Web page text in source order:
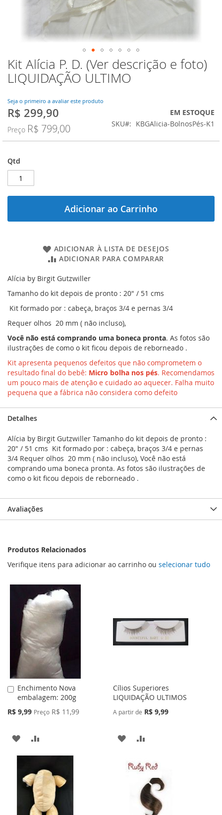
Kit Alícia P. D. (Ver descrição e foto)
LIQUIDAÇÃO ULTIMO
Seja o primeiro a avaliar este produto
Preço
R$ 299,90
Preço R$ 799,00
EM ESTOQUE
SKU
KBGAlicia-BolnosPés-K1
Qtd
Adicionar ao Carrinho
ADICIONAR À LISTA DE DESEJOS
ADICIONAR PARA COMPARAR
Alícia by Birgit Gutzwiller
Tamanho do kit depois de pronto : 20" / 51 cms
Kit formado por : cabeça, braços 3/4 e pernas 3/4
Requer olhos 20 mm ( não incluso),
Você não está comprando uma boneca pronta. As fotos são
ilustrações de como o kit ficou depois de reborneado .
Kit apresenta pequenos defeitos que não comprometem o
resultado final do bebê: Micro bolha nos pés. Recomendamos
um pouco mais de atenção e cuidado ao aquecer. Falha muito
pequena que a fábrica não considera como defeito
Saltar
para
o
da
Galeria
imagens
Detalhes
Alícia by Birgit Gutzwiller Tamanho do kit depois de pronto :
20" / 51 cms Kit formado por : cabeça, braços 3/4 e pernas
3/4 Requer olhos 20 mm ( não incluso), Você não está
comprando uma boneca pronta. As fotos são ilustrações de
como o kit ficou depois de reborneado .
Avaliações
Produtos Relacionados
Verifique itens para adicionar ao carrinho ou selecionar tudo
Enchimento Nova
embalagem: 200g
Preço
R$ 9,99 Preço R$ 11,99
Adicionar
ao
Carrinho
ADICIONAR
À
LISTA
DE
DESEJOS
PARA
COMPARAR
Cílios Superiores
LIQUIDAÇÃO ULTIMOS
A partir de R$ 9,99
ADICIONAR
LISTA
DESEJOS
COMPARAR